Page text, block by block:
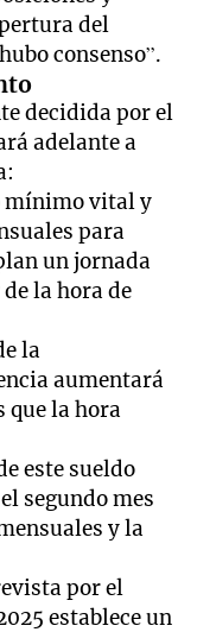
del
consenso”.
decidida por el
adelante a
mínimo vital y
para
un jornada
la hora de
la
aumentará
que la hora
este sueldo
segundo mes
y la
por el
establece un